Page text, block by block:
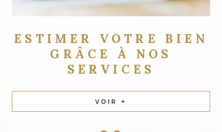
ESTIMER VOTRE BIEN
GRÂCE À NOS
SERVICES
VOIR +